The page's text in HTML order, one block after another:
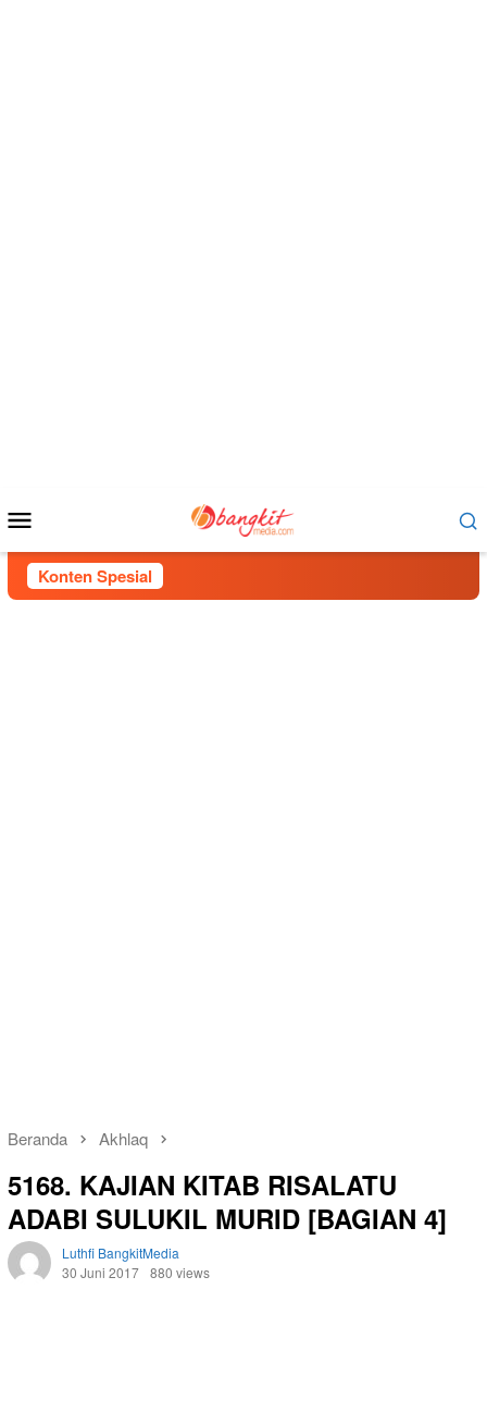
Mobile
Konten Spesial
Beranda Akhlaq
5168. KAJIAN KITAB RISALATU
ADABI SULUKIL MURID [BAGIAN 4]
Luthfi BangkitMedia
30 Juni 2017 880 views